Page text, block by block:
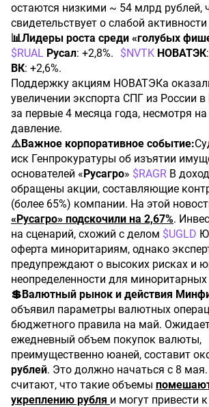
остаются низкими ~ 54 млрд рублей,
свидетельствует о слабой
📊Лидеры роста среди «голубых
$RUAL Русал: +2,8%. ​ $NVTK НОВАТЭК
ВК: +2,6%.
Поддержку акциям НОВАТЭКа
увеличении экспорта СПГ из России в
за первые 4 месяца года, несмотря
давление.
⚠️Важное корпоративное событие:
иск Генпрокуратуры об изъятии
основателей «Русагро» ​ $RAGR В
обращены акции, составляющие
(более 65%) компании. На этой
«Русагро» подскочили на 2,67%.
на сценарий, схожий с делом ​ $UGLD
оферта миноритариям, однако
предупреждают о высоких рисках и
неопределенности для
💲Валютный рынок и действия
объявил параметры валютных
бюджетного правила на май.
ежедневный объем покупок валюты,
преимущественно юаней, составит
рублей. Это должно начаться с 8
считают, что такие объемы
укреплению рубля и могут привести к